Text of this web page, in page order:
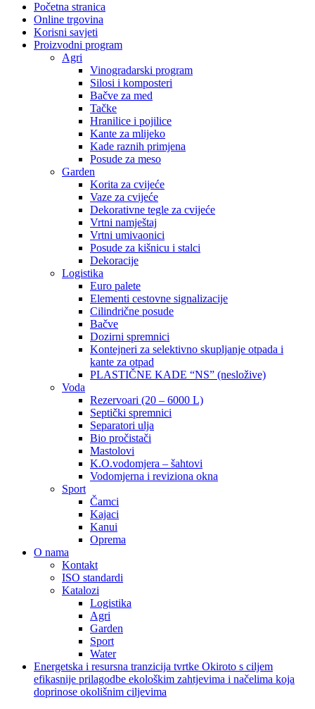
Početna stranica
Online trgovina
Korisni savjeti
Proizvodni program
Agri
Vinogradarski program
Silosi i komposteri
Bačve za med
Tačke
Hranilice i pojilice
Kante za mlijeko
Kade raznih primjena
Posude za meso
Garden
Korita za cvijeće
Vaze za cvijeće
Dekorativne tegle za cvijeće
Vrtni namještaj
Vrtni umivaonici
Posude za kišnicu i stalci
Dekoracije
Logistika
Euro palete
Elementi cestovne signalizacije
Cilindrične posude
Bačve
Dozirni spremnici
Kontejneri za selektivno skupljanje otpada i
kante za otpad
PLASTIČNE KADE “NS” (nesložive)
Voda
Rezervoari (20 – 6000 L)
Septički spremnici
Separatori ulja
Bio pročistači
Mastolovi
K.O.vodomjera – šahtovi
Vodomjerna i reviziona okna
Sport
Čamci
Kajaci
Kanui
Oprema
O nama
Kontakt
ISO standardi
Katalozi
Logistika
Agri
Garden
Sport
Water
Energetska i resursna tranzicija tvrtke Okiroto s ciljem
efikasnije prilagodbe ekološkim zahtjevima i načelima koja
doprinose okolišnim ciljevima